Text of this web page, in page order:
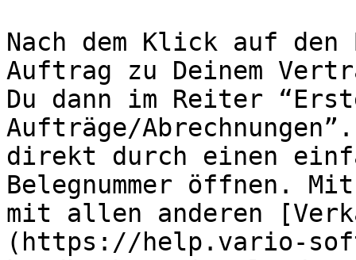
Nach dem Klick auf
Auftrag zu Deinem
Du dann im Reiter
Aufträge/
direkt durch einen
Belegnummer öffnen.
mit allen anderen
(https://help.vario-